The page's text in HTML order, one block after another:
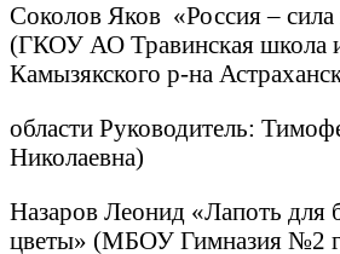
Соколов Яков «Россия – сила
(ГКОУ АО Травинская школа
Камызякского р-на
области Руководитель:
Николаевна)
Назаров Леонид «Лапоть для
цветы» (МБОУ Гимназия №2 г